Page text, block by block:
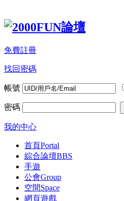
免費註冊
找回密碼
帳號
密碼
我的中心
首頁Portal
綜合論壇BBS
手遊
公會Group
空間Space
網頁遊戲